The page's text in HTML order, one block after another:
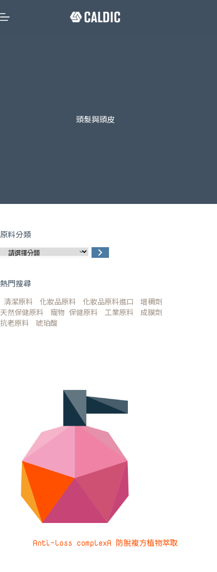
頭髮與頭皮
Anti-loss complexA 防脫複方植物萃取
原料分類
熱門搜尋
清潔原料 化妝品原料 化妝品原料進口
增稠劑
天然保健原料
寵物 保健原料 工業原料
成膜劑
抗老原料
琥珀酸